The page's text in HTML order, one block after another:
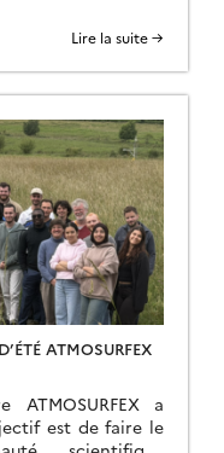
optique et
: Résumé de
de […]
Lire la suite →
ATMOSURFEX
ATMOSURFEX a
est de faire le